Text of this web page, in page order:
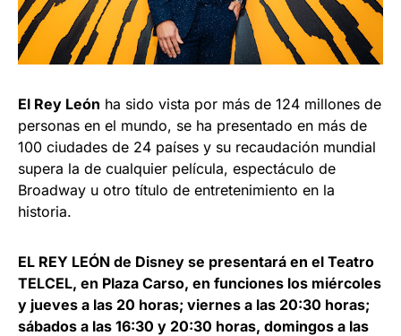
El Rey León ha sido vista por más de 124 millones de
personas en el mundo, se ha presentado en más de
100 ciudades de 24 países y su recaudación mundial
supera la de cualquier película, espectáculo de
Broadway u otro título de entretenimiento en la
historia.
EL REY LEÓN de Disney se presentará en el Teatro
TELCEL, en Plaza Carso, en funciones los miércoles
y jueves a las 20 horas; viernes a las 20:30 horas;
sábados a las 16:30 y 20:30 horas, domingos a las